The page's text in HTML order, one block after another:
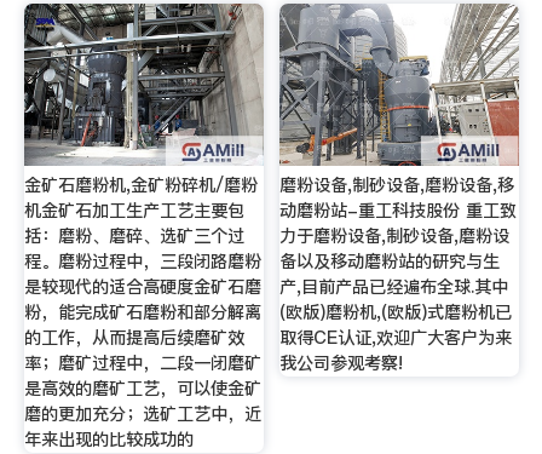
金矿石磨粉机,金矿粉碎机/磨粉
机金矿石加工生产工艺主要包
括：磨粉、磨碎、选矿三个过
程。磨粉过程中，三段闭路磨粉
是较现代的适合高硬度金矿石磨
粉，能完成矿石磨粉和部分解离
的工作，从而提高后续磨矿效
率；磨矿过程中，二段一闭磨矿
是高效的磨矿工艺，可以使金矿
磨的更加充分；选矿工艺中，近
年来出现的比较成功的
磨粉设备,制砂设备,磨粉设备,移
动磨粉站-重工科技股份 重工致
力于磨粉设备,制砂设备,磨粉设
备以及移动磨粉站的研究与生
产,目前产品已经遍布全球.其中
(欧版)磨粉机,(欧版)式磨粉机已
取得CE认证,欢迎广大客户为来
我公司参观考察!